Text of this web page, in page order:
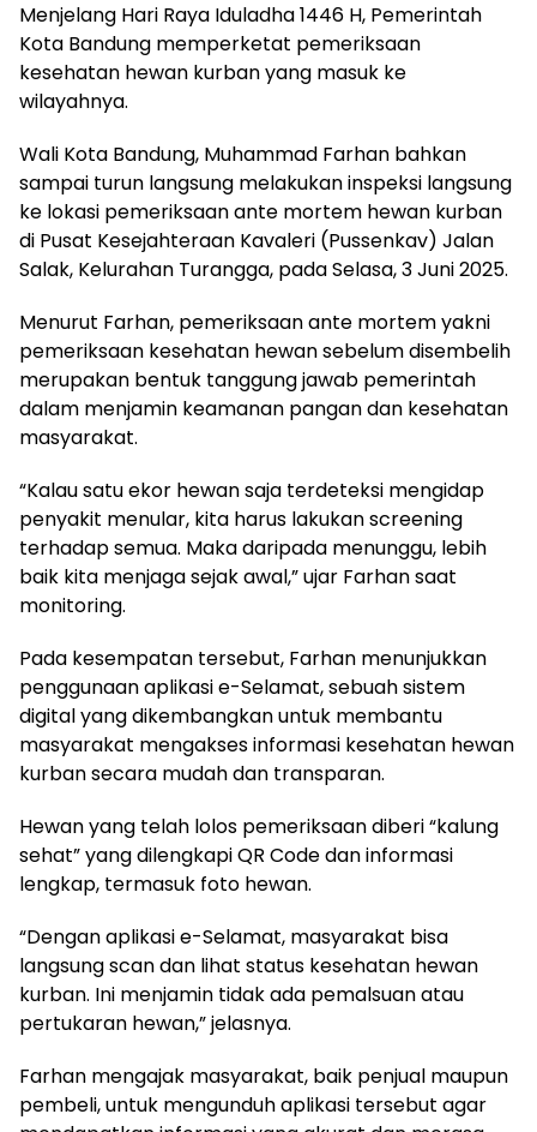
Menjelang Hari Raya Iduladha 1446 H, Pemerintah
Kota Bandung memperketat pemeriksaan
kesehatan hewan kurban yang masuk ke
wilayahnya.
Wali Kota Bandung, Muhammad Farhan bahkan
sampai turun langsung melakukan inspeksi langsung
ke lokasi pemeriksaan ante mortem hewan kurban
di Pusat Kesejahteraan Kavaleri (Pussenkav) Jalan
Salak, Kelurahan Turangga, pada Selasa, 3 Juni 2025.
Menurut Farhan, pemeriksaan ante mortem yakni
pemeriksaan kesehatan hewan sebelum disembelih
merupakan bentuk tanggung jawab pemerintah
dalam menjamin keamanan pangan dan kesehatan
masyarakat.
“Kalau satu ekor hewan saja terdeteksi mengidap
penyakit menular, kita harus lakukan screening
terhadap semua. Maka daripada menunggu, lebih
baik kita menjaga sejak awal,” ujar Farhan saat
monitoring.
Pada kesempatan tersebut, Farhan menunjukkan
penggunaan aplikasi e-Selamat, sebuah sistem
digital yang dikembangkan untuk membantu
masyarakat mengakses informasi kesehatan hewan
kurban secara mudah dan transparan.
Hewan yang telah lolos pemeriksaan diberi “kalung
sehat” yang dilengkapi QR Code dan informasi
lengkap, termasuk foto hewan.
“Dengan aplikasi e-Selamat, masyarakat bisa
langsung scan dan lihat status kesehatan hewan
kurban. Ini menjamin tidak ada pemalsuan atau
pertukaran hewan,” jelasnya.
Farhan mengajak masyarakat, baik penjual maupun
pembeli, untuk mengunduh aplikasi tersebut agar